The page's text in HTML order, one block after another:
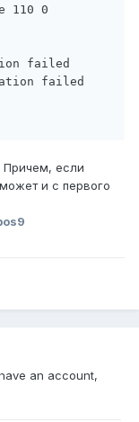
110 0
failed
failed
Причем, если
и с первого
an account,